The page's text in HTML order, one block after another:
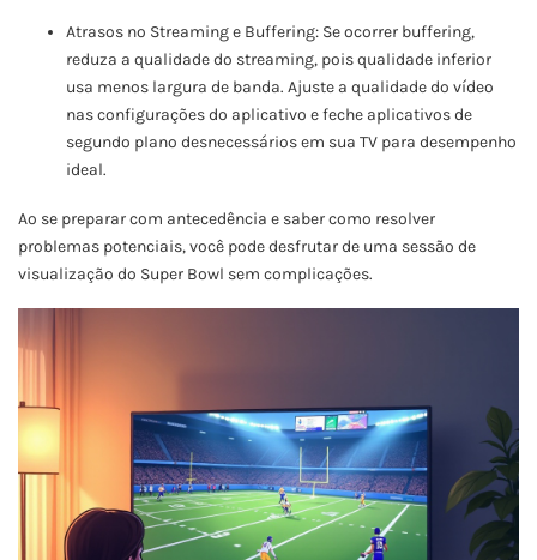
Atrasos no Streaming e Buffering: Se ocorrer buffering,
reduza a qualidade do streaming, pois qualidade inferior
usa menos largura de banda. Ajuste a qualidade do vídeo
nas configurações do aplicativo e feche aplicativos de
segundo plano desnecessários em sua TV para desempenho
ideal.
Ao se preparar com antecedência e saber como resolver
problemas potenciais, você pode desfrutar de uma sessão de
visualização do Super Bowl sem complicações.